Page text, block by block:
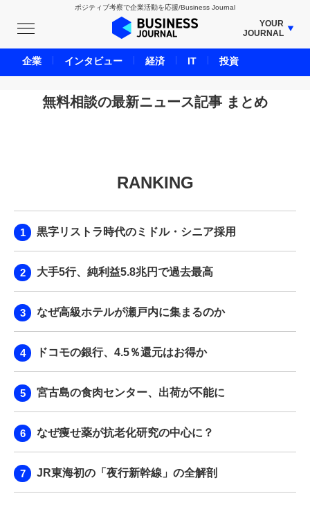
ポジティブ考察で企業活動を応援/Business Journal
YOUR
JOURNAL
BUSINESS JOURNAL
UNICORN JOURNAL
CARBON CREDITS JOURNAL
LIFE ENDING JOURNAL
BPaaS JOURNAL
無料相談の最新ニュース記事 まとめ
RANKING
黒字リストラ時代のミドル・シニア採用
大手5行、純利益5.8兆円で過去最高
なぜ高級ホテルが瀬戸内に集まるのか
ドコモの銀行、4.5％還元はお得か
宮古島の食肉センター、出荷が不能に
なぜ痩せ薬が抗老化研究の中心に？
JR東海初の「夜行新幹線」の全解剖
企業 インタビュー 経済 IT 投資